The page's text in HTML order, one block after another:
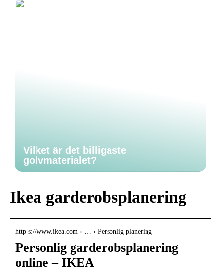
Vilket är det billigaste
golvmaterialet?
Ikea garderobsplanering
http s://www.ikea.com › … › Personlig planering
Personlig garderobsplanering
online – IKEA